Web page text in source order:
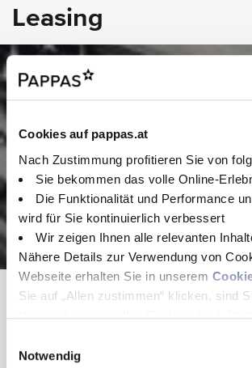
Cookies auf pappas.at
Nach Zustimmung profitieren Sie von
Sie bekommen das volle Online-
Die Funktionalität und Performance
wird für Sie kontinuierlich verbessert
Wir zeigen Ihnen alle relevanten
Nähere Details zur Verwendung von
Webseite erhalten Sie in unserem
Sie auf „Allen zustimmen“ klicken, sind
diese Webseite auch in Zukunft zu
Notwendig
Colorverglasung im Fond - Schwarzglas
Aktiver Feststeller Schiebetür
Aussenspiegel elektrisch heranklappbar
Fenster fest hinten
Radvollabdeckung
Wärmedämmendes Glas rundum
Leasing
Pkw Leasing -
Beispielangebot
Hier finden Sie eine Beispiel Leasing
gewählte Fahrzeug. Ihr Verkaufsberater
Beispielangebot